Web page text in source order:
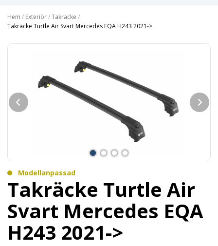
Hem / Exteriör/Takräcke /
Takräcke Turtle Air Svart Mercedes EQA H243 2021->
Modellanpassad
Takräcke Turtle Air
Svart Mercedes EQA
H243 2021->